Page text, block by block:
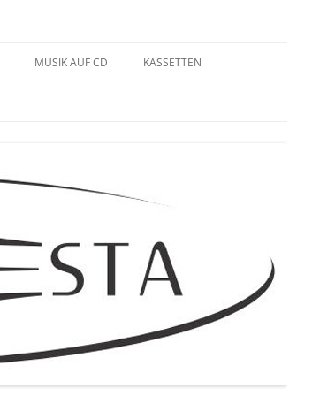
MUSIK AUF CD KASSETTEN